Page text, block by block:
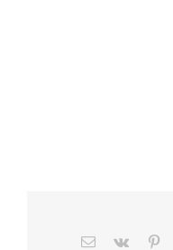
Tumblr
Pinterest
Vk
Email